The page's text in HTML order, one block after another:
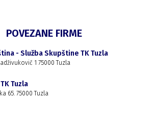
POVEZANE FIRME
- Služba Skupštine TK Tuzla
1 75000 Tuzla
Tuzla
65. 75000 Tuzla